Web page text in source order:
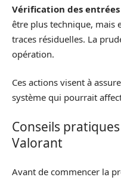
Vérification des
être plus technique, mais
traces résiduelles. La
opération.
Ces actions visent à
système qui pourrait
Conseils
Valorant
Avant de commencer la